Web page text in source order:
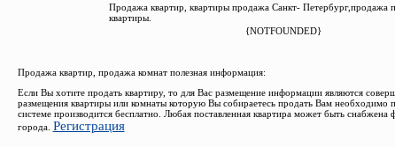
Продажа квартир, квартиры продажа Санкт- Петербург,продажа
квартиры.
{NOTFOUNDED}
Продажа квартир, продажа комнат полезная информация:
Если Вы хотите продать квартиру, то для Вас размещение информации являются
размещения квартиры или комнаты которую Вы собираетесь продать Вам необходимо
системе производится бесплатно. Любая поставленная квартира может быть
города. Регистрация